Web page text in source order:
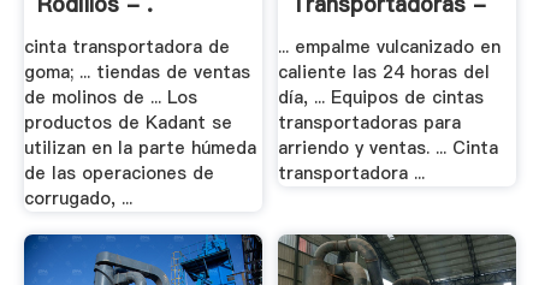
cinta transportadora de
goma; ... tiendas de ventas
de molinos de ... Los
productos de Kadant se
utilizan en la parte húmeda
de las operaciones de
corrugado, ...
CGM .
... empalme vulcanizado en
caliente las 24 horas del
día, ... Equipos de cintas
transportadoras para
arriendo y ventas. ... Cinta
transportadora ...